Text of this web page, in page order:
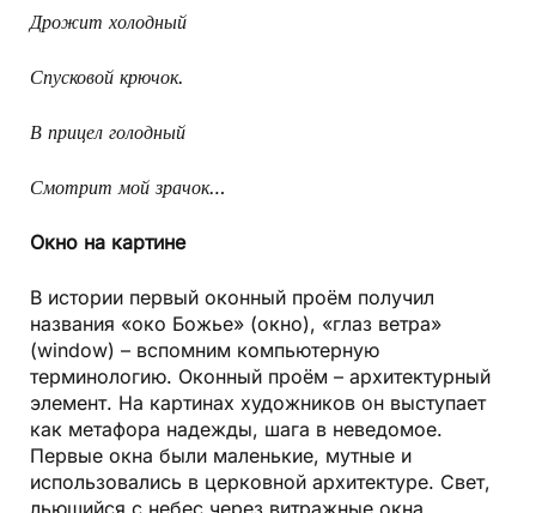
Дрожит холодный
Спусковой крючок.
В прицел голодный
Смотрит мой зрачок…
Окно на картине
В истории первый оконный проём получил
названия «око Божье» (окно), «глаз ветра»
(window) – вспомним компьютерную
терминологию. Оконный проём – архитектурный
элемент. На картинах художников он выступает
как метафора надежды, шага в неведомое.
Первые окна были маленькие, мутные и
использовались в церковной архитектуре. Свет,